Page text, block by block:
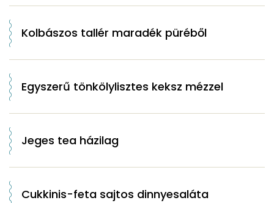
Kolbászos tallér maradék püréből
Egyszerű tönkölylisztes keksz mézzel
Jeges tea házilag
Cukkinis-feta sajtos dinnyesaláta